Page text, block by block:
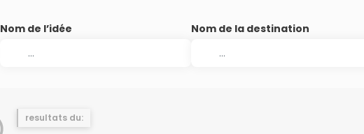
Nom de l’idée Nom de la destination
resultats du: